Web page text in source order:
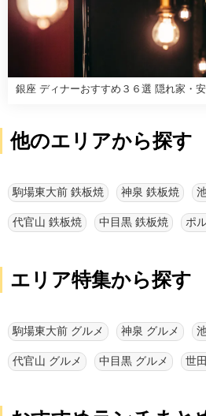
銀座 ディナーおすすめ３６選 隠れ家・
他のエリアから探す
駒場東大前 鉄板焼 神泉 鉄板焼
代官山 鉄板焼 中目黒 鉄板焼
エリア特集から探す
駒場東大前 グルメ 神泉 グルメ
代官山 グルメ 中目黒 グルメ 世